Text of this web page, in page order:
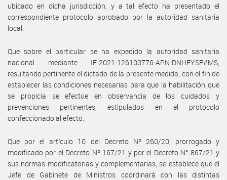
ubicado en dicha jurisdicción, y a tal efecto ha presentado el
correspondiente protocolo aprobado por la autoridad sanitaria
local.
Que sobre el particular se ha expedido la autoridad sanitaria
nacional mediante IF-2021-126100776-APN-DNHFYSF#MS,
resultando pertinente el dictado de la presente medida, con el fin de
establecer las condiciones necesarias para que la habilitación que
se propicia se efectúe en observancia de los cuidados y
prevenciones pertinentes, estipulados en el protocolo
confeccionado al efecto.
Que por el artículo 10 del Decreto Nº 260/20, prorrogado y
modificado por el Decreto Nº 167/21 y por el Decreto N° 867/21 y
sus normas modificatorias y complementarias, se establece que el
Jefe de Gabinete de Ministros coordinará con las distintas